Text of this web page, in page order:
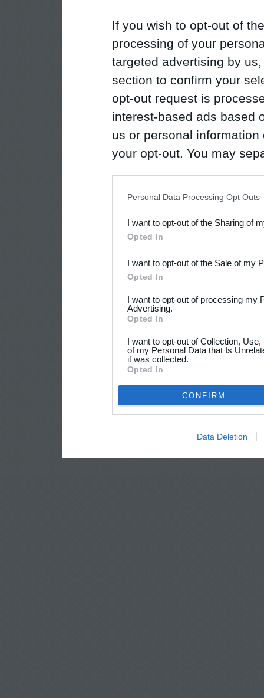
If you wish to opt-out of
processing of your
targeted advertising by
section to confirm your
opt-out request is
interest-based ads based
us or personal
your opt-out. You may
Downstream Participants
third parties.
Personal Data Processing Opt Outs
I want to opt-out of the Sharing of
Opted In
I want to opt-out of the Sale of my
Opted In
I want to opt-out of processing my
Advertising.
Opted In
I want to opt-out of Collection,
of my Personal Data that Is
it was collected.
Opted In
CONFIRM
Data Deletion